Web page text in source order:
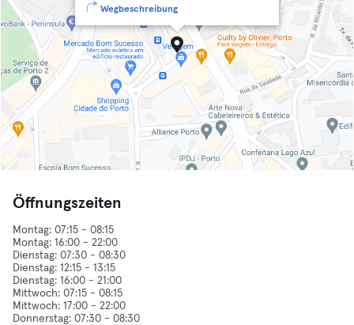
Wegbeschreibung
Öffnungszeiten
Montag: 07:15 - 08:15
Montag: 16:00 - 22:00
Dienstag: 07:30 - 08:30
Dienstag: 12:15 - 13:15
Dienstag: 16:00 - 21:00
Mittwoch: 07:15 - 08:15
Mittwoch: 17:00 - 22:00
Donnerstag: 07:30 - 08:30